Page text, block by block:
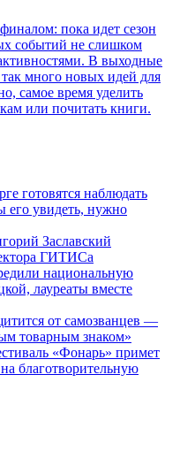
пока идет сезон
событий не слишком
В выходные
много новых идей для
самое время уделить
или почитать книги.
готовятся наблюдать
его увидеть, нужно
Заславский
ГИТИСа
национальную
лауреаты вместе
от самозванцев —
товарным знаком»
«Фонарь» примет
благотворительную